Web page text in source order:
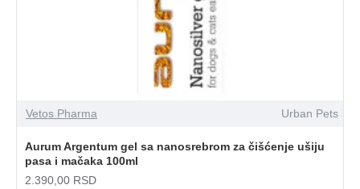
Vetos Pharma Urban Pets
Aurum Argentum gel sa nanosrebrom za čišćenje ušiju
pasa i mačaka 100ml
2.390,00 RSD